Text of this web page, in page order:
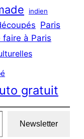
indien
Paris
faire à Paris
gratuit
Newsletter